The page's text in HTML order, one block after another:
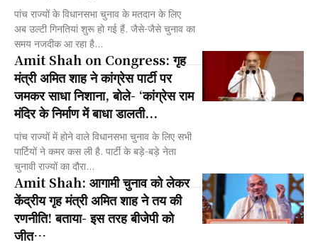
पांच राज्यों के विधानसभा चुनाव के मतदान के लिए
अब उल्टी गिनतियां शुरू हो गई हैं. जैसे-जैसे चुनाव का
समय नजदीक आ रहा है...
Amit Shah on Congress: गृह
मंत्री अमित शाह ने कांग्रेस पार्टी पर
जमकर साधा निशाना, बोले- ‘कांग्रेस राम
मंदिर के निर्माण में बाधा डालती...
पांच राज्यों में होने वाले विधानसभा चुनाव के लिए सभी
पार्टियों ने कमर कस ली है. पार्टी के बड़े-बड़े नेता
चुनावी राज्यों का दौरा...
Amit Shah: आगामी चुनाव को लेकर
केंद्रीय गृह मंत्री अमित शाह ने तय की
रणनीति! बताया- इस तरह बीजेपी को
जीत…